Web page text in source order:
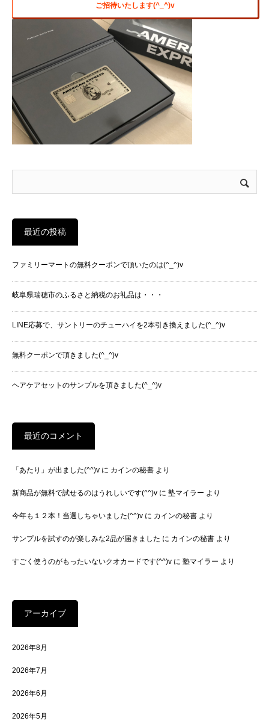
ご招待いたします(^_^)v
最近の投稿
ファミリーマートの無料クーポンで頂いたのは(^_^)v
岐阜県瑞穂市のふるさと納税のお礼品は・・・
LINE応募で、サントリーのチューハイを2本引き換えました(^_^)v
無料クーポンで頂きました(^_^)v
ヘアケアセットのサンプルを頂きました(^_^)v
最近のコメント
「あたり」が出ました(^^)v に カインの秘書 より
新商品が無料で試せるのはうれしいです(^^)v に 塾マイラー より
今年も１２本！当選しちゃいました(^^)v に カインの秘書 より
サンプルを試すのが楽しみな2品が届きました に カインの秘書 より
すごく使うのがもったいないクオカードです(^^)v に 塾マイラー より
アーカイブ
2026年8月
2026年7月
2026年6月
2026年5月